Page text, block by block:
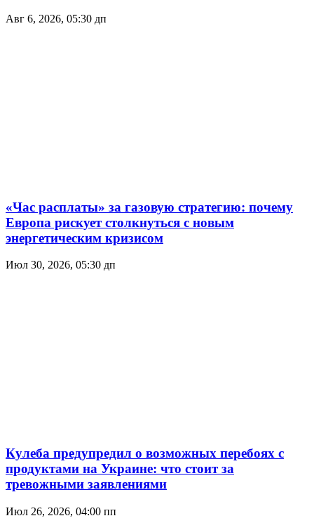
Авг 6, 2026, 05:30 дп
«Час расплаты» за газовую стратегию: почему
Европа рискует столкнуться с новым
энергетическим кризисом
Июл 30, 2026, 05:30 дп
Кулеба предупредил о возможных перебоях с
продуктами на Украине: что стоит за
тревожными заявлениями
Июл 26, 2026, 04:00 пп